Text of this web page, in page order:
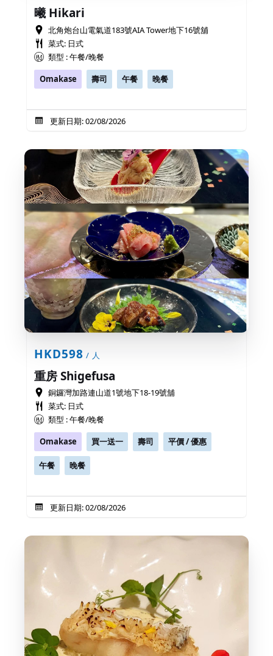
曦 Hikari
北角炮台山電氣道183號AIA Tower地下16號舖
菜式: 日式
類型 : 午餐/晚餐
Omakase
壽司 午餐 晚餐
更新日期: 02/08/2026
HKD598 / 人
重房 Shigefusa
銅鑼灣加路連山道1號地下18-19號舖
菜式: 日式
類型 : 午餐/晚餐
Omakase
買一送一 壽司 平價 / 優惠
午餐 晚餐
更新日期: 02/08/2026